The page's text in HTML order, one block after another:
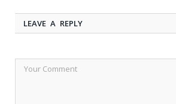
LEAVE A REPLY